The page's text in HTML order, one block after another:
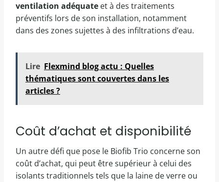
ventilation adéquate et à des traitements
préventifs lors de son installation, notamment
dans des zones sujettes à des infiltrations d’eau.
Lire Flexmind blog actu : Quelles
thématiques sont couvertes dans les
articles ?
Coût d’achat et disponibilité
Un autre défi que pose le Biofib Trio concerne son
coût d’achat, qui peut être supérieur à celui des
isolants traditionnels tels que la laine de verre ou